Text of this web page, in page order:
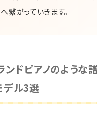
へ繋がっていきます。
ドピアノのような
デル3選